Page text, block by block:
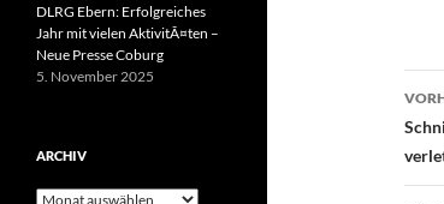
DLRG Ebern: Erfolgreiches
Jahr mit vielen AktivitÃ¤ten –
Neue Presse Coburg
5. November 2025
ARCHIV
Archiv